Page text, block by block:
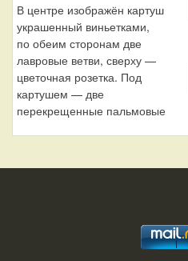
В центре изображён картуш
украшенный виньетками,
по обеим сторонам две
лавровые ветви, сверху —
цветочная розетка. Под
картушем — две
перекрещенные пальмовые